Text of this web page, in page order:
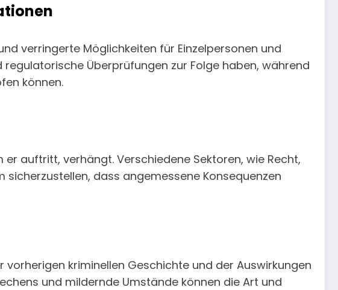
verringerte Möglichkeiten für Einzelpersonen und
Überprüfungen zur Folge haben, während
können.
auftritt, verhängt. Verschiedene Sektoren, wie Recht,
dass angemessene Konsequenzen
kriminellen Geschichte und der Auswirkungen
und mildernde Umstände können die Art und